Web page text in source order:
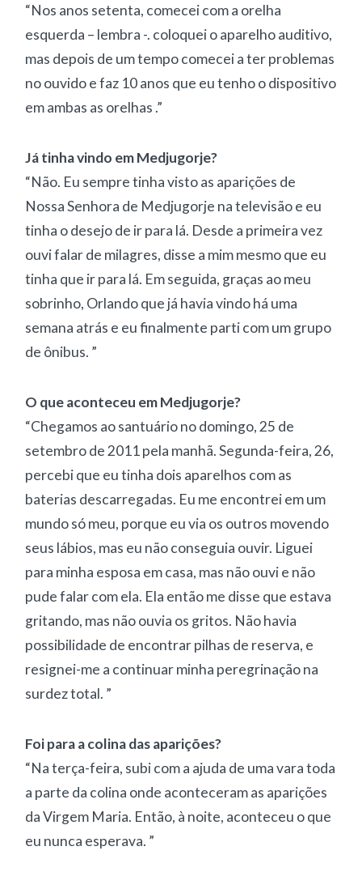
“Nos anos setenta, comecei com a orelha
esquerda – lembra -. coloquei o aparelho auditivo,
mas depois de um tempo comecei a ter problemas
no ouvido e faz 10 anos que eu tenho o dispositivo
em ambas as orelhas .”
Já tinha vindo em Medjugorje?
“Não. Eu sempre tinha visto as aparições de
Nossa Senhora de Medjugorje na televisão e eu
tinha o desejo de ir para lá. Desde a primeira vez
ouvi falar de milagres, disse a mim mesmo que eu
tinha que ir para lá. Em seguida, graças ao meu
sobrinho, Orlando que já havia vindo há uma
semana atrás e eu finalmente parti com um grupo
de ônibus. ”
O que aconteceu em Medjugorje?
“Chegamos ao santuário no domingo, 25 de
setembro de 2011 pela manhã. Segunda-feira, 26,
percebi que eu tinha dois aparelhos com as
baterias descarregadas. Eu me encontrei em um
mundo só meu, porque eu via os outros movendo
seus lábios, mas eu não conseguia ouvir. Liguei
para minha esposa em casa, mas não ouvi e não
pude falar com ela. Ela então me disse que estava
gritando, mas não ouvia os gritos. Não havia
possibilidade de encontrar pilhas de reserva, e
resignei-me a continuar minha peregrinação na
surdez total. ”
Foi para a colina das aparições?
“Na terça-feira, subi com a ajuda de uma vara toda
a parte da colina onde aconteceram as aparições
da Virgem Maria. Então, à noite, aconteceu o que
eu nunca esperava. ”